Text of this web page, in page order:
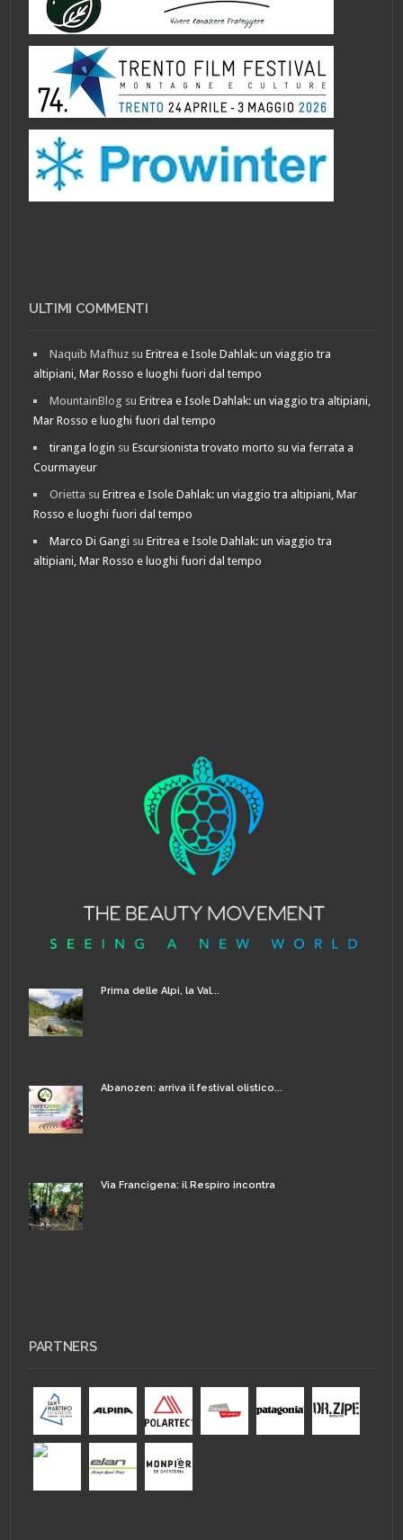
ULTIMI COMMENTI
Naquib Mafhuz suEritrea e Isole Dahlak: un viaggio tra
altipiani, Mar Rosso e luoghi fuori dal tempo
MountainBlog suEritrea e Isole Dahlak: un viaggio tra altipiani,
Mar Rosso e luoghi fuori dal tempo
tiranga login suEscursionista trovato morto su via ferrata a
Courmayeur
Orietta suEritrea e Isole Dahlak: un viaggio tra altipiani, Mar
Rosso e luoghi fuori dal tempo
Marco Di Gangi suEritrea e Isole Dahlak: un viaggio tra
altipiani, Mar Rosso e luoghi fuori dal tempo
Prima delle Alpi, la Val...
Abanozen: arriva il festival olistico...
Via Francigena: il Respiro incontra
PARTNERS